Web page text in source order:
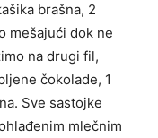
brašna, 2
mešajući dok ne
na drugi fil,
čokolade, 1
Sve sastojke
mlečnim